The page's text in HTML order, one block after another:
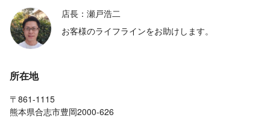
店長：瀬戸浩二
お客様のライフラインをお助けします。
所在地
〒861-1115
熊本県合志市豊岡2000-626